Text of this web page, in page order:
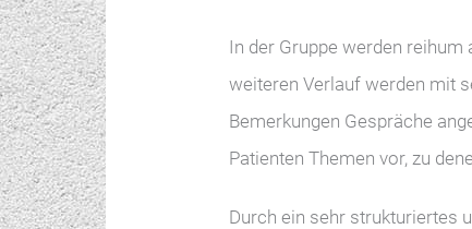
In der Gruppe werden
weiteren Verlauf werden mit
Bemerkungen Gespräche
Patienten Themen vor, zu
Durch ein sehr strukturiertes